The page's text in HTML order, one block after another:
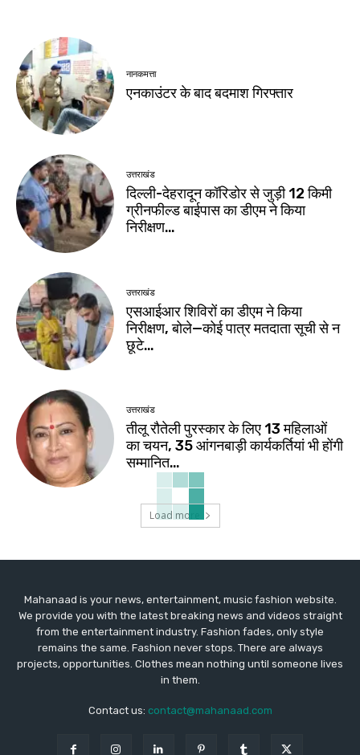
नानकमत्ता
एनकाउंटर के बाद बदमाश गिरफ्तार
उत्तराखंड
दिल्ली-देहरादून कॉरिडोर से जुड़ी 12 किमी
ग्रीनफील्ड बाईपास का डीएम ने किया
निरीक्षण…
उत्तराखंड
एसआईआर शिविरों का डीएम ने किया
निरीक्षण, बोले—कोई पात्र मतदाता सूची से न
छूटे…
उत्तराखंड
तीलू रौतेली पुरस्कार के लिए 13 महिलाओं
का चयन, 35 आंगनबाड़ी कार्यकर्तियां भी होंगी
सम्मानित…
Load more
Mahanaad is your news, entertainment, music fashion website.
We provide you with the latest breaking news and videos straight
from the entertainment industry. Fashion fades, only style
remains the same. Fashion never stops. There are always
projects, opportunities. Clothes mean nothing until someone lives
in them.
Contact us: contact@mahanaad.com